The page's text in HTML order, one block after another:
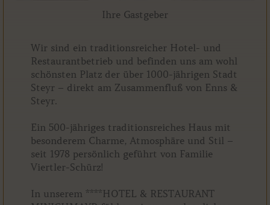
Ihre Gastgeber
Wir sind ein traditionsreicher Hotel- und
Restaurantbetrieb und befinden uns am wohl
schönsten Platz der über 1000-jährigen Stadt
Steyr – direkt am Zusammenfluß von Enns &
Steyr.
Ein 500-jähriges traditionsreiches Haus mit
besonderem Charme, Atmosphäre und Stil –
seit 1978 persönlich geführt von Familie
Viertler-Schürz!
In unserem ****HOTEL & RESTAURANT